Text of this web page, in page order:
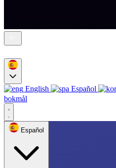
English Español
bokmål
Español